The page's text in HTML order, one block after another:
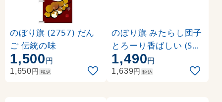
のぼり旗 (2757) だん
ご 伝統の味
1,500円
1,650円 税込
のぼり旗 みたらし団子
とろーり香ばしい (SN
B-703)
1,490円
1,639円 税込